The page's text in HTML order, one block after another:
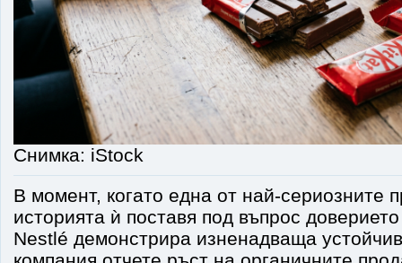
Снимка: iStock
В момент, когато една от най-сериозните
историята ѝ поставя под въпрос
Nestlé демонстрира изненадваща